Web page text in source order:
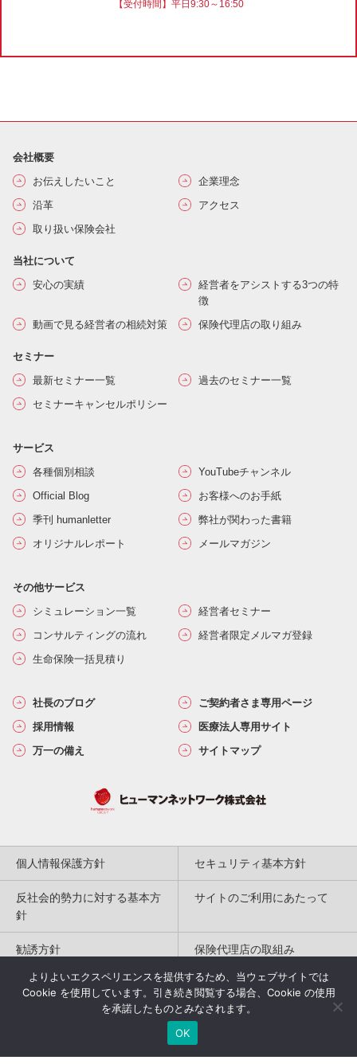
【受付時間】平日9:30～16:50
会社概要
お伝えしたいこと
企業理念
沿革
アクセス
取り扱い保険会社
当社について
安心の実績
経営者をアシストする3つの特
徴
動画で見る経営者の相続対策
保険代理店の取り組み
セミナー
最新セミナー一覧
過去のセミナー一覧
セミナーキャンセルポリシー
サービス
各種個別相談
YouTubeチャンネル
Official Blog
お客様へのお手紙
季刊 humanletter
弊社が関わった書籍
オリジナルレポート
メールマガジン
その他サービス
シミュレーション一覧
経営者セミナー
コンサルティングの流れ
経営者限定メルマガ登録
生命保険一括見積り
社長のブログ
ご契約者さま専用ページ
採用情報
医療法人専用サイト
万一の備え
サイトマップ
個人情報保護方針 セキュリティ基本方針
反社会的勢力に対する基本方
針
サイトのご利用にあたって
勧誘方針 保険代理店の取組み
特定商取引法に基づく表記
Copyright(c) 2004-2026
Humannetwork Inc. All rights reserved.
よりよいエクスペリエンスを提供するため、当ウェブサイトでは
Cookie を使用しています。引き続き閲覧する場合、Cookie の使用
を承諾したものとみなされます。
OK